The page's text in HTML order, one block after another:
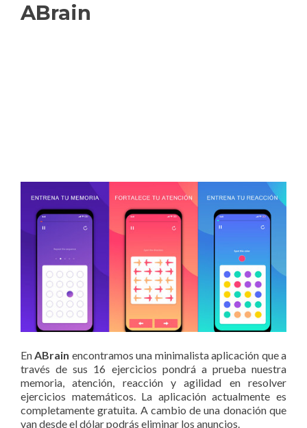
ABrain
EnABrain encontramos una minimalista aplicación que a
través de sus 16 ejercicios pondrá a prueba nuestra
memoria, atención, reacción y agilidad en resolver
ejercicios matemáticos. La aplicación actualmente es
completamente gratuita. A cambio de una donación que
van desde el dólar podrás eliminar los anuncios.